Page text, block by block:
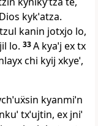
kykˈatza.
tzul kanin jotxjo lo,
lo. 33A kyaˈj ex tx
chi kyij xkyeˈ,
kyanmiˈn
txˈujtin, ex jniˈ